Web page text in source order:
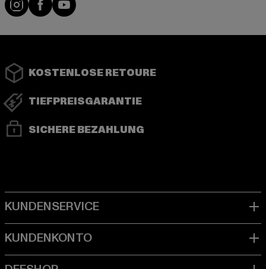
KOSTENLOSE RETOURE
TIEFPREISGARANTIE
SICHERE BEZAHLUNG